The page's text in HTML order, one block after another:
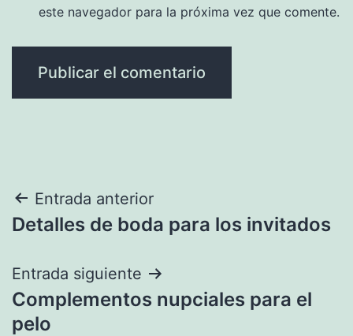
este navegador para la próxima vez que comente.
Navegación
de
entradas
Entrada anterior
Detalles de boda para los invitados
Entrada siguiente
Complementos nupciales para el
pelo